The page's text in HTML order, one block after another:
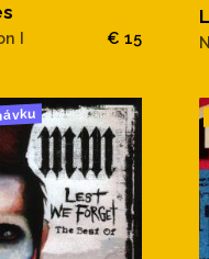
I € 15